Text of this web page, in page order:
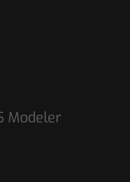
Modeler